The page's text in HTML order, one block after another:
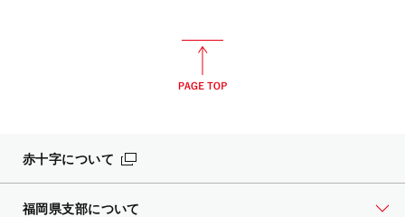
赤十字について
福岡県支部について